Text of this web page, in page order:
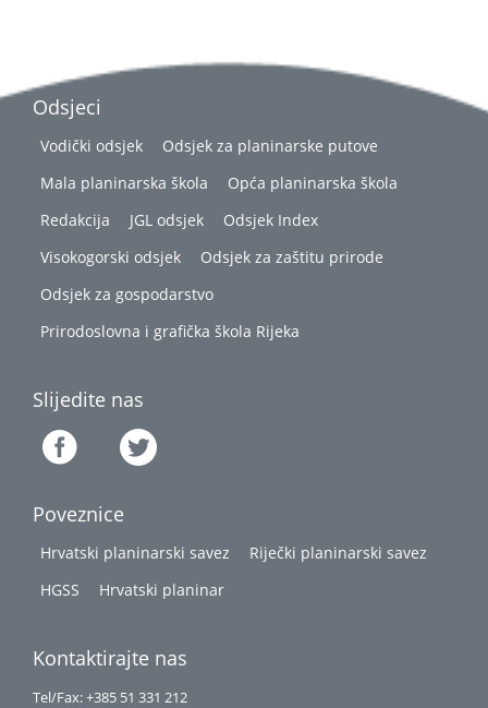
Odsjeci
Vodički odsjek
Odsjek za planinarske putove
Mala planinarska škola
Opća planinarska škola
Redakcija
JGL odsjek
Odsjek Index
Visokogorski odsjek
Odsjek za zaštitu prirode
Odsjek za gospodarstvo
Prirodoslovna i grafička škola Rijeka
Slijedite nas
Poveznice
Hrvatski planinarski savez
Riječki planinarski savez
HGSS
Hrvatski planinar
Kontaktirajte nas
Tel/Fax: +385 51 331 212